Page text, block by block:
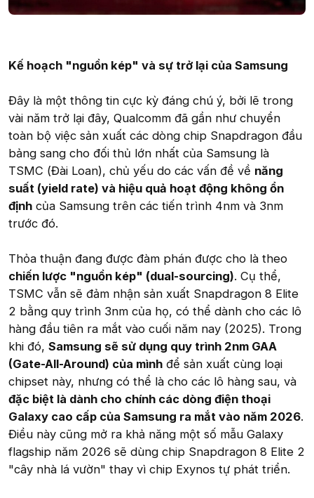
Kế hoạch "nguồn kép" và sự trở lại của Samsung
Đây là một thông tin cực kỳ đáng chú ý, bởi lẽ trong
vài năm trở lại đây, Qualcomm đã gần như chuyển
toàn bộ việc sản xuất các dòng chip Snapdragon đầu
bảng sang cho đối thủ lớn nhất của Samsung là
TSMC (Đài Loan), chủ yếu do các vấn đề về năng
suất (yield rate) và hiệu quả hoạt động không ổn
định của Samsung trên các tiến trình 4nm và 3nm
trước đó.
Thỏa thuận đang được đàm phán được cho là theo
chiến lược "nguồn kép" (dual-sourcing). Cụ thể,
TSMC vẫn sẽ đảm nhận sản xuất Snapdragon 8 Elite
2 bằng quy trình 3nm của họ, có thể dành cho các lô
hàng đầu tiên ra mắt vào cuối năm nay (2025). Trong
khi đó, Samsung sẽ sử dụng quy trình 2nm GAA
(Gate-All-Around) của mình để sản xuất cùng loại
chipset này, nhưng có thể là cho các lô hàng sau, và
đặc biệt là dành cho chính các dòng điện thoại
Galaxy cao cấp của Samsung ra mắt vào năm 2026.
Điều này cũng mở ra khả năng một số mẫu Galaxy
flagship năm 2026 sẽ dùng chip Snapdragon 8 Elite 2
"cây nhà lá vườn" thay vì chip Exynos tự phát triển.